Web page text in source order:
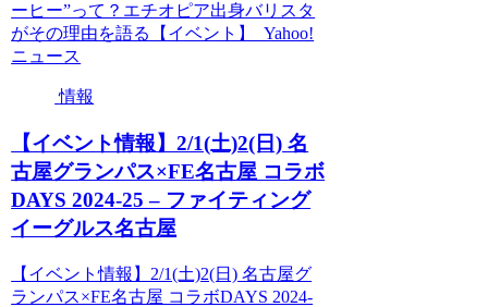
ーヒー”って？エチオピア出身バリスタ
がその理由を語る【イベント】 Yahoo!
ニュース
情報
【イベント情報】2/1(土)2(日) 名
古屋グランパス×FE名古屋 コラボ
DAYS 2024-25 – ファイティング
イーグルス名古屋
【イベント情報】2/1(土)2(日) 名古屋グ
ランパス×FE名古屋 コラボDAYS 2024-